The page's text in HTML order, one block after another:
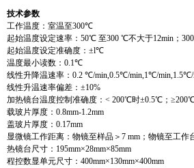
技术参数
工作温度：室温至300℃
起始温度设定速率：50℃ 至300℃不大于12min ；300
起始温度设定准确度：±l℃
温度最小读数：0.1℃
线性升降温速率：0.2℃/min,0.5℃/min,1℃/min,1.5℃
线性升温速率偏差：±10%
加热镜台温度控制准确度：<200℃时±0.5℃ ；≥200
载玻片厚度：0.8mm-1.2mm
盖玻片厚度：0.17mm
显微镜工作距离：物镜至样品＞7 mm ；物镜至工作
热镜台尺寸： 195mm×28mm×85mm
程控数显单元尺寸：400mm×130mm×400mm